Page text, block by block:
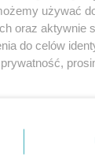
artykułów
używać
oraz aktywnie
do celów
rogu
nie